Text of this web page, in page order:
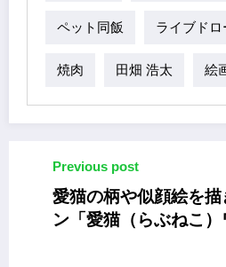
ペット同飯 ライブド
焼肉 田畑 浩太 絵
Previous post
愛猫の柄や似顔絵を
ン「愛猫（らぶねこ